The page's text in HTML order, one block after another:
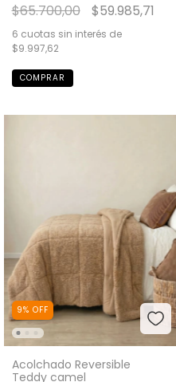
$65.700,00 $59.985,71
6 cuotas sin interés de
$9.997,62
COMPRAR
9% OFF
Acolchado Reversible
Teddy camel